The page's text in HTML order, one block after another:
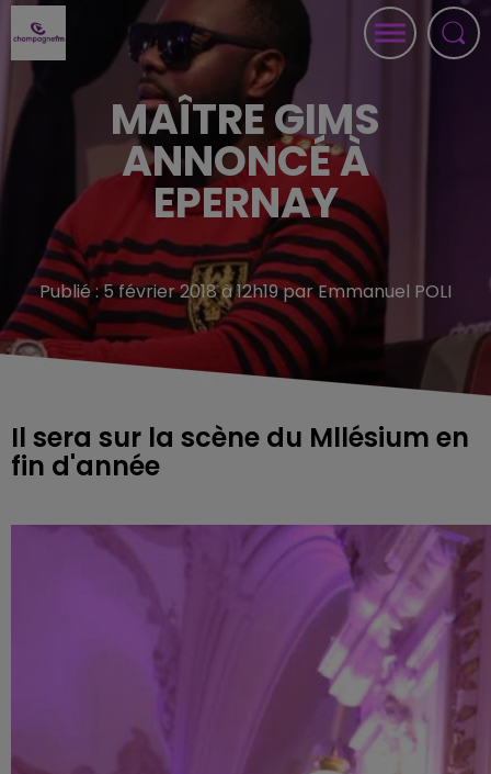
MAÎTRE GIMS
ANNONCÉ À
EPERNAY
Publié : 5 février 2018 à 12h19 par Emmanuel POLI
Il sera sur la scène du Mllésium en
fin d'année